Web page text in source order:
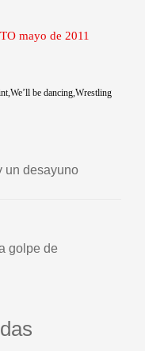
mayo de 2011
We’ll be dancing Wrestling
un desayuno
golpe de